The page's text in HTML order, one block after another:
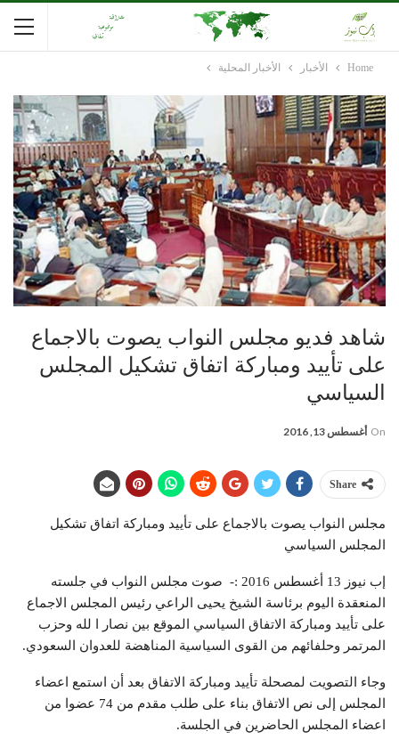
Home الأخبار الأخبار المحلية
شاهد فديو مجلس النواب يصوت بالاجماع
على تأييد ومباركة اتفاق تشكيل المجلس
السياسي
On أغسطس 13, 2016
Share
مجلس النواب يصوت بالاجماع على تأييد ومباركة اتفاق تشكيل
المجلس السياسي
إب نيوز 13 أغسطس 2016 :- صوت مجلس النواب في جلسته
المنعقدة اليوم برئاسة الشيخ يحيى الراعي رئيس المجلس الاجماع
على تأييد ومباركة الاتفاق السياسي الموقع بين نصار ا لله وحزب
المرتمر وحلفائهم من القوى السياسية المناهضة للعدوان السعودي.
وجاء التصويت لمصحلة تأييد ومباركة الاتفاق بعد أن استمع اعضاء
المجلس إلى نص الاتفاق بناء على طلب مقدم من 74 عضوا من
اعضاء المجلس الحاضرين في الجلسة.